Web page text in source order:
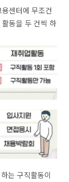
센터에 무조건
동을 두 건씩 하
는 구직활동이